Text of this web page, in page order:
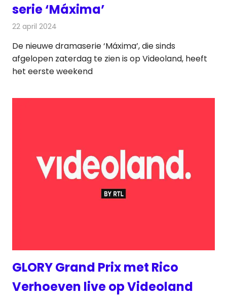
serie ‘Máxima’
22 april 2024
De nieuwe dramaserie ‘Máxima’, die sinds
afgelopen zaterdag te zien is op Videoland, heeft
het eerste weekend
GLORY Grand Prix met Rico
Verhoeven live op Videoland